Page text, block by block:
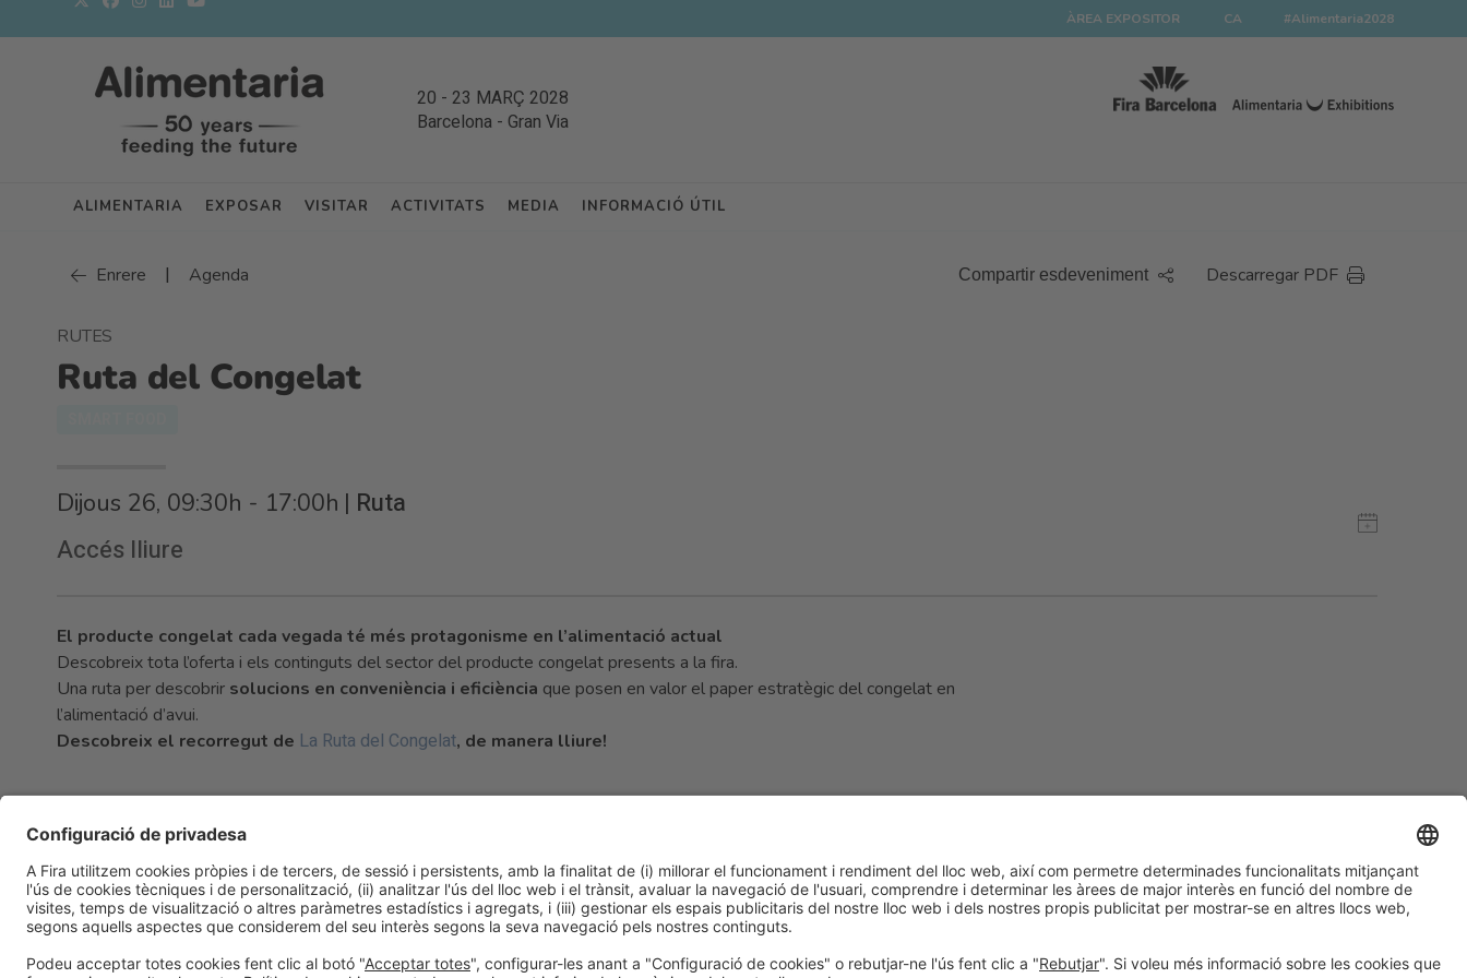
ÀREA EXPOSITOR CA #Alimentaria2028
20 - 23 MARÇ 2028
Barcelona - Gran Via
ALIMENTARIA EXPOSAR VISITAR ACTIVITATS MEDIA INFORMACIÓ ÚTIL
Enrere | Agenda Compartir esdeveniment Descarregar PDF
RUTES
Ruta del Congelat
Dijous 26, 09:30h - 17:00h | Ruta
Accés lliure
El producte congelat cada vegada té més protagonisme en l’alimentació actual
Descobreix tota l’oferta i els continguts del sector del producte congelat presents a la fira.
Una ruta per descobrir solucions en conveniència i eficiència que posen en valor el paper estratègic del congelat en
l’alimentació d’avui.
Descobreix el recorregut de La Ruta del Congelat, de manera lliure!
#ALIMENTARIA2028
a les xarxes socials